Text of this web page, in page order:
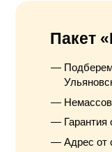
Пакет
Гарантия
Адрес от